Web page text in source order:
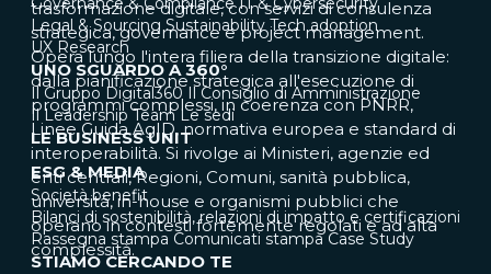
Legal & Sourcing Sustainability Tech adoption
UX Research
UNO SGUARDO A 360°
Il Gruppo Digital360 Il Consiglio di Amministrazione
Il Leadership Team Le sedi
LE BUSINESS UNIT
ESG & MEDIA
Società benefit
Bilanci di sostenibilità, relazioni di impatto e certificazioni
Rassegna stampa Comunicati stampa Case Study
STIAMO CERCANDO TE
trasformazione digitale, con servizi di consulenza
strategica, governance e project management.
Opera lungo l'intera filiera della transizione digitale:
dalla pianificazione strategica all'esecuzione di
programmi complessi, in coerenza con PNRR,
Linee Guida AgID, normativa europea e standard di
interoperabilità. Si rivolge ai Ministeri, agenzie ed
enti centrali, Regioni, Comuni, sanità pubblica,
università, in-house e organismi pubblici che
operano in contesti fortemente regolati e ad alta
complessità.